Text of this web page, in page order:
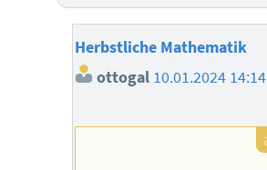
Herbstliche Mathematik
ottogal 10.01.2024 14:14